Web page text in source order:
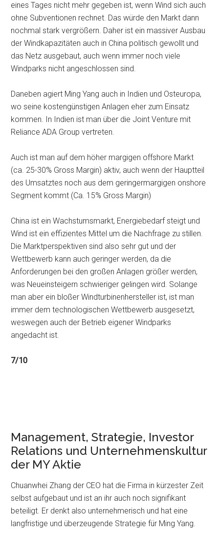
eines Tages nicht mehr gegeben ist, wenn Wind sich auch
ohne Subventionen rechnet. Das würde den Markt dann
nochmal stark vergrößern. Daher ist ein massiver Ausbau
der Windkapazitäten auch in China politisch gewollt und
das Netz ausgebaut, auch wenn immer noch viele
Windparks nicht angeschlossen sind.
Daneben agiert Ming Yang auch in Indien und Osteuropa,
wo seine kostengünstigen Anlagen eher zum Einsatz
kommen. In Indien ist man über die Joint Venture mit
Reliance ADA Group vertreten.
Auch ist man auf dem höher margigen offshore Markt
(ca. 25-30% Gross Margin) aktiv, auch wenn der Hauptteil
des Umsatztes noch aus dem geringermargigen onshore
Segment kommt (Ca. 15% Gross Margin)
China ist ein Wachstumsmarkt, Energiebedarf steigt und
Wind ist ein effizientes Mittel um die Nachfrage zu stillen.
Die Marktperspektiven sind also sehr gut und der
Wettbewerb kann auch geringer werden, da die
Anforderungen bei den großen Anlagen größer werden,
was Neueinsteigern schwieriger gelingen wird. Solange
man aber ein bloßer Windturbinenhersteller ist, ist man
immer dem technologischen Wettbewerb ausgesetzt,
weswegen auch der Betrieb eigener Windparks
angedacht ist.
7/10
Management, Strategie, Investor
Relations und Unternehmenskultur
der MY Aktie
Chuanwhei Zhang der CEO hat die Firma in kürzester Zeit
selbst aufgebaut und ist an ihr auch noch signifikant
beteiligt. Er denkt also unternehmerisch und hat eine
langfristige und überzeugende Strategie für Ming Yang.